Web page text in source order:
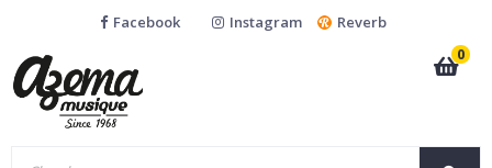
Facebook Instagram
Reverb
0